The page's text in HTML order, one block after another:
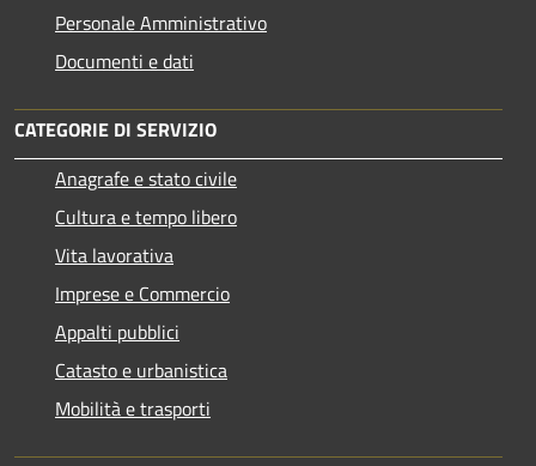
Personale Amministrativo
Documenti e dati
CATEGORIE DI SERVIZIO
Anagrafe e stato civile
Cultura e tempo libero
Vita lavorativa
Imprese e Commercio
Appalti pubblici
Catasto e urbanistica
Mobilità e trasporti